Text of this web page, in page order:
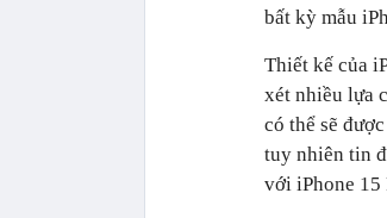
bất kỳ mẫu
Thiết kế của
xét nhiều lựa
có thể sẽ
tuy nhiên tin
với iPhone 15